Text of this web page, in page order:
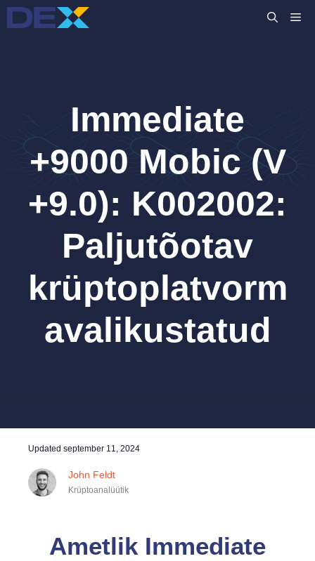
Skip
to
Immediate
+9000 Mobic (V
+9.0): K002002:
Paljutõotav
krüptoplatvorm
avalikustatud
Updated september 11, 2024
John Feldt
Krüptoanalüütik
Ametlik Immediate